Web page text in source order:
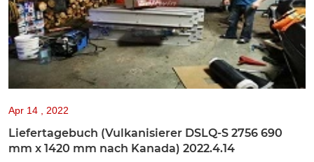
Apr 14 , 2022
Liefertagebuch (Vulkanisierer DSLQ-S 2756 690
mm x 1420 mm nach Kanada) 2022.4.14